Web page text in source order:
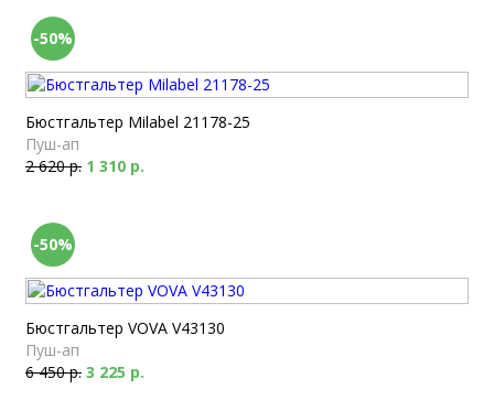
-50%
Бюстгальтер Milabel 21178-25
Пуш-ап
2 620 р. 1 310 р.
-50%
Бюстгальтер VOVA V43130
Пуш-ап
6 450 р. 3 225 р.